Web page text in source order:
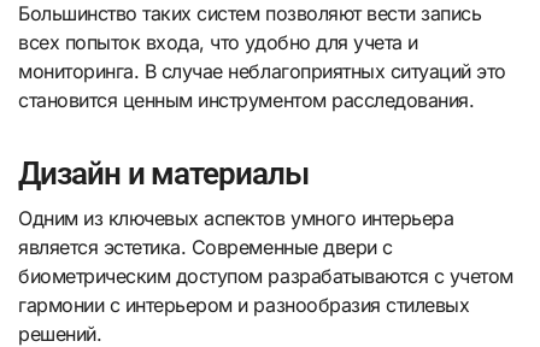
Большинство таких систем позволяют вести запись
всех попыток входа, что удобно для учета и
мониторинга. В случае неблагоприятных ситуаций это
становится ценным инструментом расследования.
Дизайн и материалы
Одним из ключевых аспектов умного интерьера
является эстетика. Современные двери с
биометрическим доступом разрабатываются с учетом
гармонии с интерьером и разнообразия стилевых
решений.